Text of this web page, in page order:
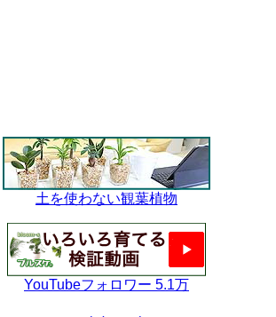
土を使わない観葉植物
YouTubeフォロワー 5.1万